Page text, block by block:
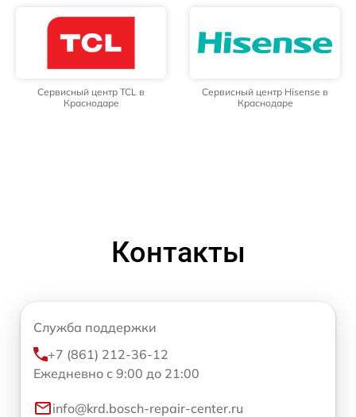
Сервисный центр TCL в
Краснодаре
Сервисный центр Hisense в
Краснодаре
Контакты
Служба поддержки
+7 (861) 212-36-12
Ежедневно с 9:00 до 21:00
info@krd.bosch-repair-center.ru